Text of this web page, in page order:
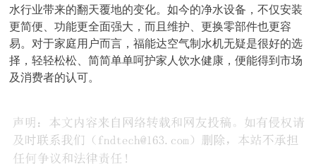
水行业带来的翻天覆地的变化。如今的净水设备，不仅安装
更简便、功能更全面强大，而且维护、更换零部件也更容
易。对于家庭用户而言，福能达空气制水机无疑是很好的选
择，轻轻松松、简简单单呵护家人饮水健康，便能得到市场
及消费者的认可。